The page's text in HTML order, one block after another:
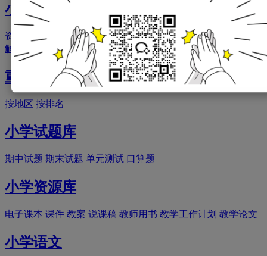
小学新闻
资讯 政策 备考 经验 面试 简历 试题 分班考试 衔接 名称
解释
新初一军训
重点中学
按地区 按排名
小学试题库
期中试题 期末试题 单元测试 口算题
小学资源库
电子课本 课件 教案 说课稿 教师用书 教学工作计划 教学论文
小学语文